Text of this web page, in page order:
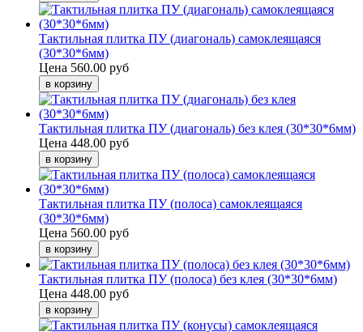
Тактильная плитка ПУ (диагональ) самоклеящаяся
(30*30*6мм)
Цена 560.00 руб
Тактильная плитка ПУ (диагональ) без клея (30*30*6мм)
Цена 448.00 руб
Тактильная плитка ПУ (полоса) самоклеящаяся
(30*30*6мм)
Цена 560.00 руб
Тактильная плитка ПУ (полоса) без клея (30*30*6мм)
Цена 448.00 руб